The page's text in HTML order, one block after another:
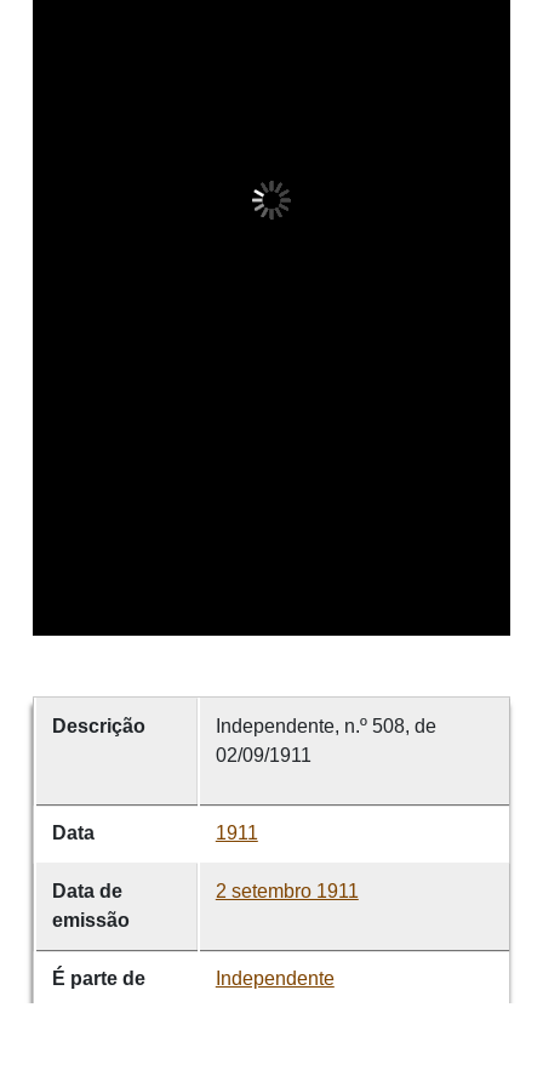
Descrição
Independente, n.º 508, de
02/09/1911
Data 1911
Data de
emissão
2 setembro 1911
É parte de Independente